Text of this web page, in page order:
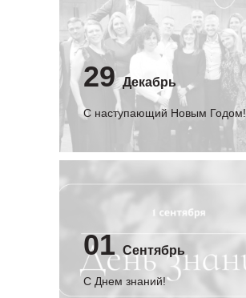
29 Декабрь
С наступающий Новым Годом!
01 Сентябрь
C Днем знаний!